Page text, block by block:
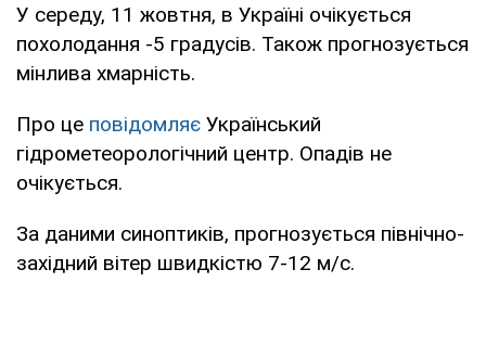
У середу, 11 жовтня, в Україні очікується
похолодання -5 градусів. Також прогнозується
мінлива хмарність.
Про це повідомляє Український
гідрометеорологічний центр. Опадів не
очікується.
За даними синоптиків, прогнозується північно-
західний вітер швидкістю 7-12 м/с.